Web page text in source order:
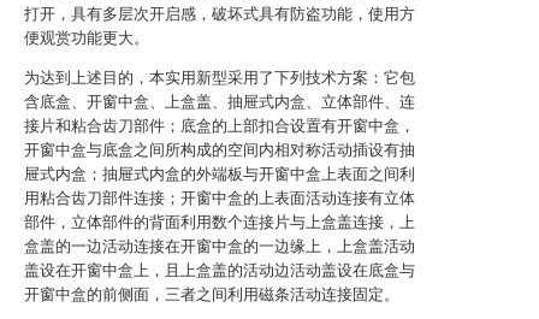
打开，具有多层次开启感，破坏式具有防盗功能，使用方
便观赏功能更大。
为达到上述目的，本实用新型采用了下列技术方案：它包
含底盒、开窗中盒、上盒盖、抽屉式内盒、立体部件、连
接片和粘合齿刀部件；底盒的上部扣合设置有开窗中盒，
开窗中盒与底盒之间所构成的空间内相对称活动插设有抽
屉式内盒；抽屉式内盒的外端板与开窗中盒上表面之间利
用粘合齿刀部件连接；开窗中盒的上表面活动连接有立体
部件，立体部件的背面利用数个连接片与上盒盖连接，上
盒盖的一边活动连接在开窗中盒的一边缘上，上盒盖活动
盖设在开窗中盒上，且上盒盖的活动边活动盖设在底盒与
开窗中盒的前侧面，三者之间利用磁条活动连接固定。